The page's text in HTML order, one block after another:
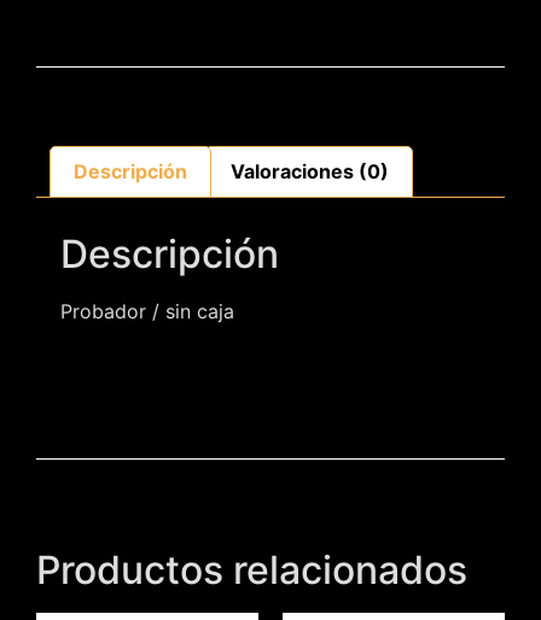
Descripción Valoraciones (0)
Descripción
Probador / sin caja
Productos relacionados